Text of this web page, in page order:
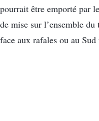
pourrait être emporté par
de mise sur l’ensemble
face aux rafales ou au